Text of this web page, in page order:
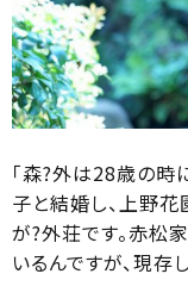
「森?外は28歳の
子と結婚し、上野
が?外荘です。赤松
いるんですが、現存